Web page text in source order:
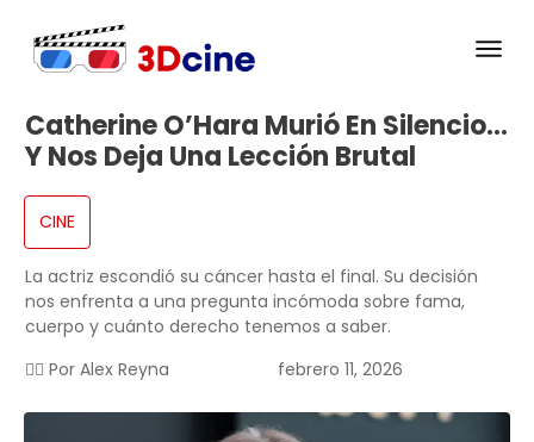
Catherine O’Hara Murió En Silencio…
Y Nos Deja Una Lección Brutal
CINE
La actriz escondió su cáncer hasta el final. Su decisión
nos enfrenta a una pregunta incómoda sobre fama,
cuerpo y cuánto derecho tenemos a saber.
✍🏻 Por Alex Reyna febrero 11, 2026